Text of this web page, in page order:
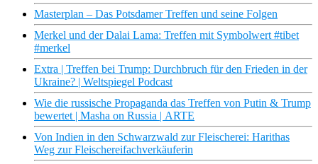
Masterplan – Das Potsdamer Treffen und seine Folgen
Merkel und der Dalai Lama: Treffen mit Symbolwert #tibet
#merkel
Extra | Treffen bei Trump: Durchbruch für den Frieden in der
Ukraine? | Weltspiegel Podcast
Wie die russische Propaganda das Treffen von Putin & Trump
bewertet | Masha on Russia | ARTE
Von Indien in den Schwarzwald zur Fleischerei: Harithas
Weg zur Fleischereifachverkäuferin